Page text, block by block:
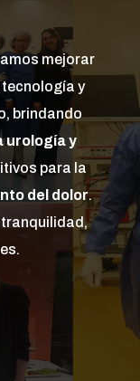
mejorar
y
brindando
urología y
para la
del dolor.
tranquilidad,